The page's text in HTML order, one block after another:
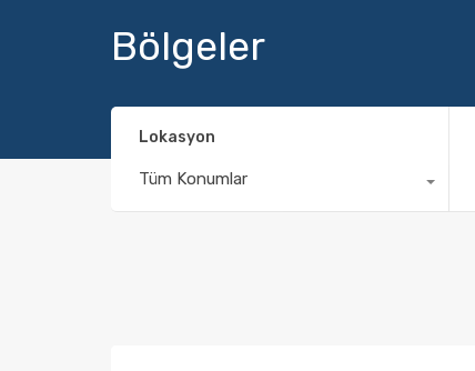
Bölgeler
Lokasyon
Tüm Konumlar